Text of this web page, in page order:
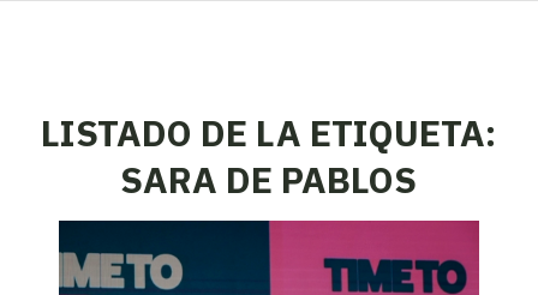
LISTADO DE LA ETIQUETA:
SARA DE PABLOS